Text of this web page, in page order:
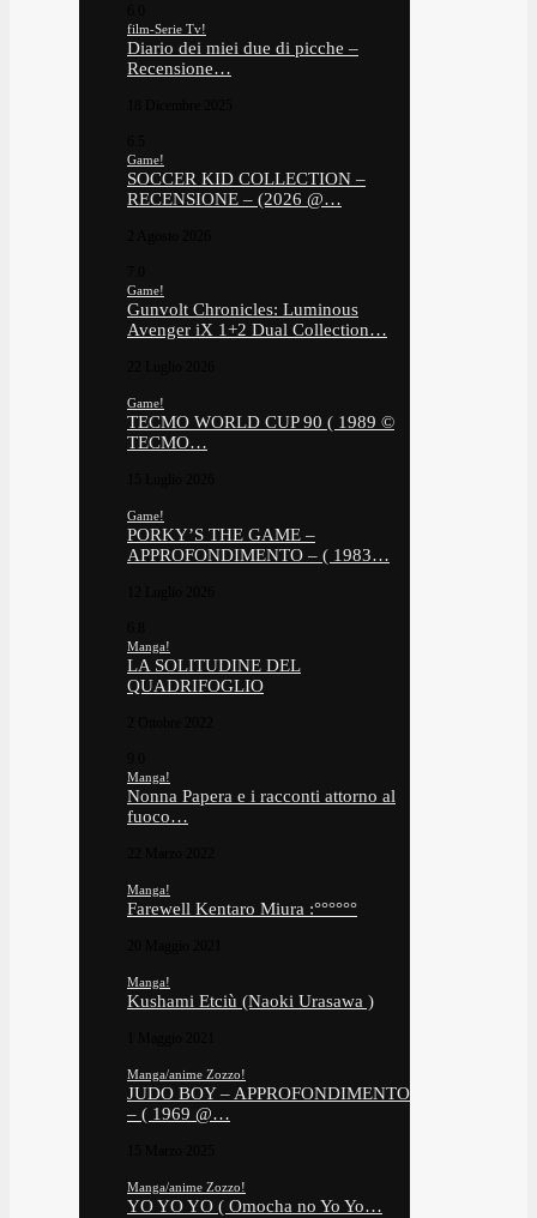
film-Serie Tv!
Diario dei miei due di picche –
Recensione…
Game!
SOCCER KID COLLECTION –
RECENSIONE – (2026 @…
Game!
Gunvolt Chronicles: Luminous
Avenger iX 1+2 Dual Collection…
Game!
TECMO WORLD CUP 90 ( 1989 ©
TECMO…
Game!
PORKY’S THE GAME –
APPROFONDIMENTO – ( 1983…
Manga!
LA SOLITUDINE DEL
QUADRIFOGLIO
Manga!
Nonna Papera e i racconti attorno al
fuoco…
Manga!
Farewell Kentaro Miura :°°°°°°
Manga!
Kushami Etciù (Naoki Urasawa )
Manga/anime Zozzo!
JUDO BOY – APPROFONDIMENTO
– ( 1969 @…
Manga/anime Zozzo!
YO YO YO ( Omocha no Yo Yo…